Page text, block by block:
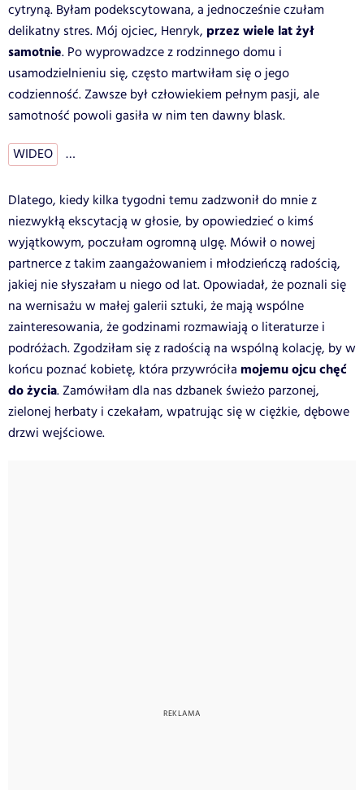
cytryną. Byłam podekscytowana, a jednocześnie czułam
delikatny stres. Mój ojciec, Henryk, przez wiele lat żył
samotnie. Po wyprowadzce z rodzinnego domu i
usamodzielnieniu się, często martwiłam się o jego
codzienność. Zawsze był człowiekiem pełnym pasji, ale
samotność powoli gasiła w nim ten dawny blask.
WIDEO …
Dlatego, kiedy kilka tygodni temu zadzwonił do mnie z
niezwykłą ekscytacją w głosie, by opowiedzieć o kimś
wyjątkowym, poczułam ogromną ulgę. Mówił o nowej
partnerce z takim zaangażowaniem i młodzieńczą radością,
jakiej nie słyszałam u niego od lat. Opowiadał, że poznali się
na wernisażu w małej galerii sztuki, że mają wspólne
zainteresowania, że godzinami rozmawiają o literaturze i
podróżach. Zgodziłam się z radością na wspólną kolację, by w
końcu poznać kobietę, która przywróciła mojemu ojcu chęć
do życia. Zamówiłam dla nas dzbanek świeżo parzonej,
zielonej herbaty i czekałam, wpatrując się w ciężkie, dębowe
drzwi wejściowe.